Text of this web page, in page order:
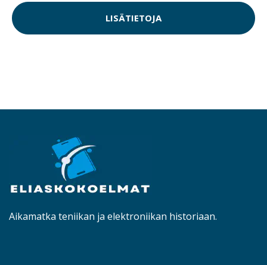
LISÄTIETOJA
Aikamatka teniikan ja elektroniikan historiaan.